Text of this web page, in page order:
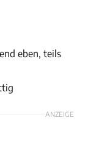
eben, teils
ANZEIGE